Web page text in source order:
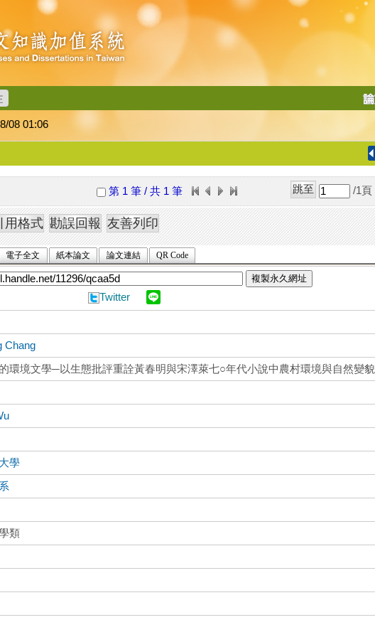
導
08 01:06
第 1 筆 / 共 1 筆 /1 頁
電子全文 紙本論文 論文連結 QR Code
複製永久網址
Twitter
Chang
環境文學─以生態批評重詮黃春明與宋澤萊七○年代小說中農村環境與自然變貌
學
類